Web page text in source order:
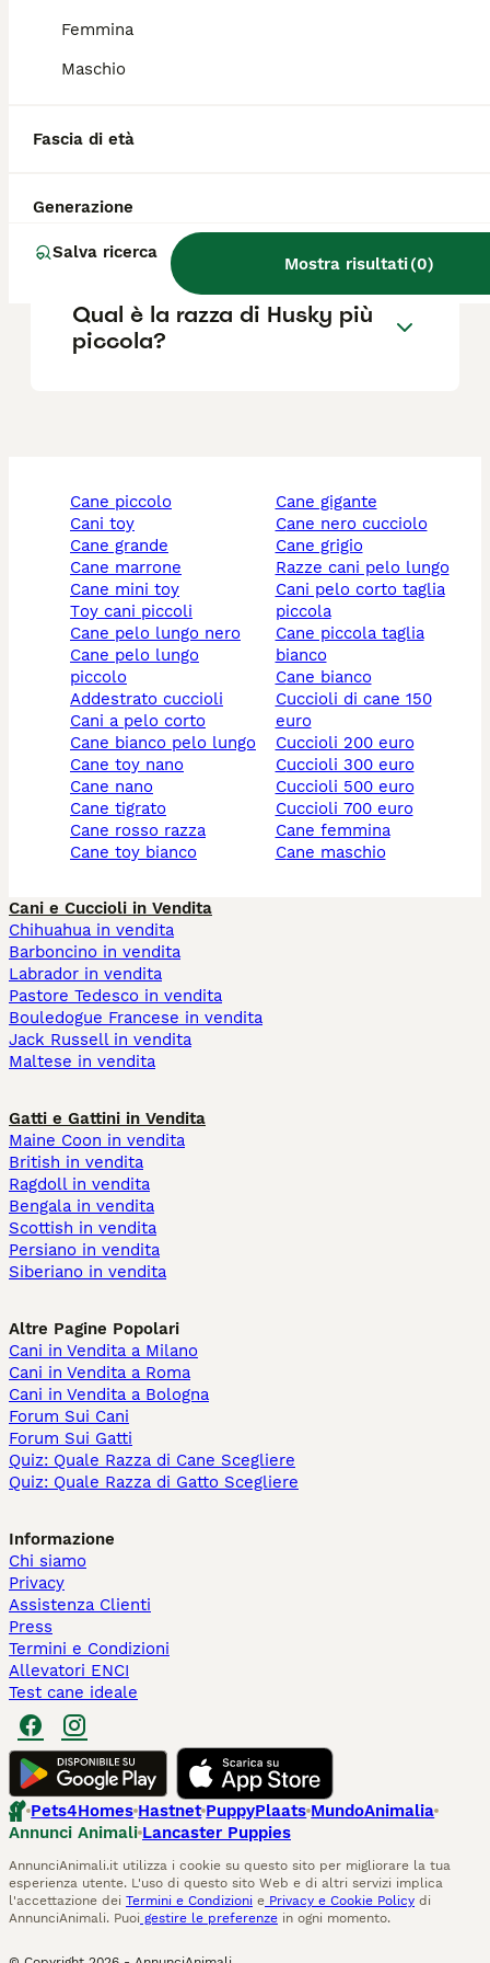
Femmina
Maschio
Fascia di età
Generazione
Salva ricerca
Mostra risultati(0)
soglia secondo colore degli occhi e taglia.
Quali sono le caratteristiche
del Pomsky?
Qual è la razza di Husky più
piccola?
cane piccolo
cani toy
cane grande
cane marrone
cane mini toy
toy cani piccoli
cane pelo lungo nero
cane pelo lungo
piccolo
addestrato cuccioli
cani a pelo corto
cane bianco pelo lungo
cane toy nano
cane nano
cane tigrato
cane rosso razza
cane toy bianco
cane gigante
cane nero cucciolo
cane grigio
razze cani pelo lungo
cani pelo corto taglia
piccola
cane piccola taglia
bianco
cane bianco
cuccioli di cane 150
euro
cuccioli 200 euro
cuccioli 300 euro
cuccioli 500 euro
cuccioli 700 euro
cane femmina
cane maschio
Cani e Cuccioli in Vendita
Chihuahua in vendita
Barboncino in vendita
Labrador in vendita
Pastore Tedesco in vendita
Bouledogue Francese in vendita
Jack Russell in vendita
Maltese in vendita
Gatti e Gattini in Vendita
Maine Coon in vendita
British in vendita
Ragdoll in vendita
Bengala in vendita
Scottish in vendita
Persiano in vendita
Siberiano in vendita
Altre Pagine Popolari
Cani in Vendita a Milano
Cani in Vendita a Roma
Cani in Vendita a Bologna
Forum Sui Cani
Forum Sui Gatti
Quiz: Quale Razza di Cane Scegliere
Quiz: Quale Razza di Gatto Scegliere
Informazione
Chi siamo
Privacy
Assistenza Clienti
Press
Termini e Condizioni
Allevatori ENCI
Test cane ideale
Pets4Homes Hastnet PuppyPlaats MundoAnimalia
Annunci Animali Lancaster Puppies
AnnunciAnimali.it utilizza i cookie su questo sito per migliorare la tua
esperienza utente. L'uso di questo sito Web e di altri servizi implica
l'accettazione dei Termini e Condizioni e Privacy e Cookie Policy di
AnnunciAnimali. Puoi gestire le preferenze in ogni momento.